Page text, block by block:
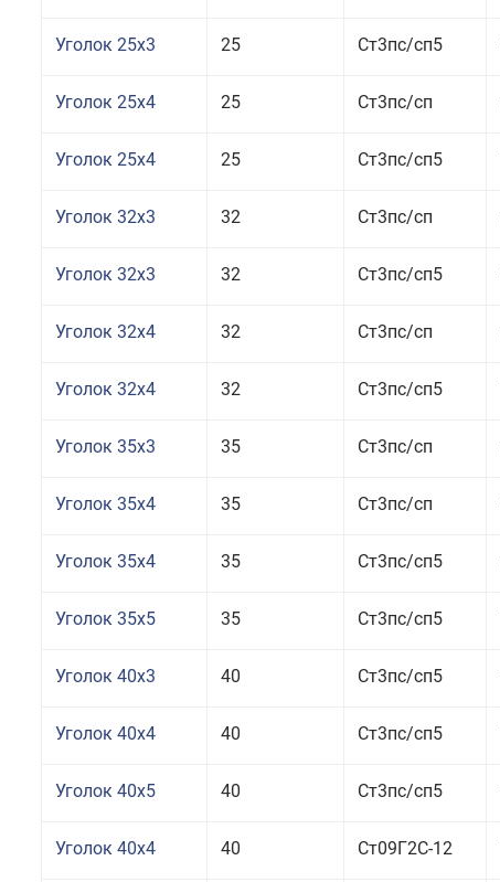
Уголок 25x3 25 Ст3пс/сп5
Уголок 25x4 25 Ст3пс/сп
Уголок 25x4 25 Ст3пс/сп5
Уголок 32x3 32 Ст3пс/сп
Уголок 32x3 32 Ст3пс/сп5
Уголок 32x4 32 Ст3пс/сп
Уголок 32x4 32 Ст3пс/сп5
Уголок 35x3 35 Ст3пс/сп
Уголок 35x4 35 Ст3пс/сп
Уголок 35x4 35 Ст3пс/сп5
Уголок 35x5 35 Ст3пс/сп5
Уголок 40x3 40 Ст3пс/сп5
Уголок 40x4 40 Ст3пс/сп5
Уголок 40x5 40 Ст3пс/сп5
Уголок 40x4 40 Ст09Г2С-12